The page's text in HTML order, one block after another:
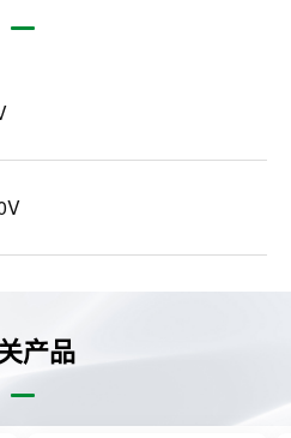
产品